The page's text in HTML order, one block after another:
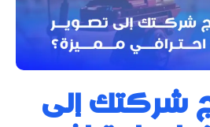
شركتك إلى